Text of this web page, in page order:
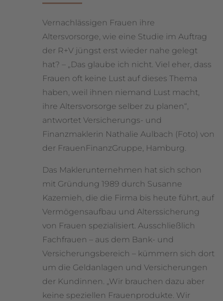
Vernachlässigen Frauen ihre
Altersvorsorge, wie eine Studie im Auftrag
der R+V jüngst erst wieder nahe gelegt
hat? – „Das glaube ich nicht. Viel eher, dass
Frauen oft keine Lust auf dieses Thema
haben, weil ihnen niemand Lust macht,
ihre Altersvorsorge selber zu planen“,
antwortet Versicherungs- und
Finanzmaklerin Nathalie Aulbach (Foto) von
der FrauenFinanzGruppe, Hamburg.
Das Maklerunternehmen hat sich schon
mit Gründung 1989 durch Susanne
Kazemieh, die die Firma bis heute führt, auf
Vermögensaufbau und Alterssicherung
von Frauen spezialisiert. Ausschließlich
Fachfrauen – aus dem Bank- und
Versicherungsbereich – kümmern sich dort
um die Geldanlagen und Versicherungen
der Kundinnen. „Wir brauchen dazu aber
keine speziellen Frauenprodukte. Wir